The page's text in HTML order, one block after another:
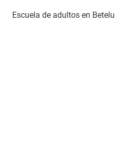
Escuela de adultos en Betelu